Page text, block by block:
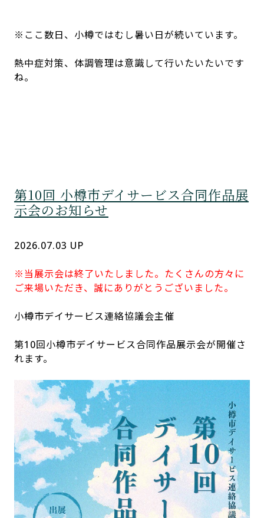
※ここ数日、小樽ではむし暑い日が続いています。
熱中症対策、体調管理は意識して行いたいたいです
ね。
第10回 小樽市デイサービス合同作品展
示会のお知らせ
2026.07.03 UP
※当展示会は終了いたしました。たくさんの方々に
ご来場いただき、誠にありがとうございました。
小樽市デイサービス連絡協議会主催
第10回小樽市デイサービス合同作品展示会が開催さ
れます。